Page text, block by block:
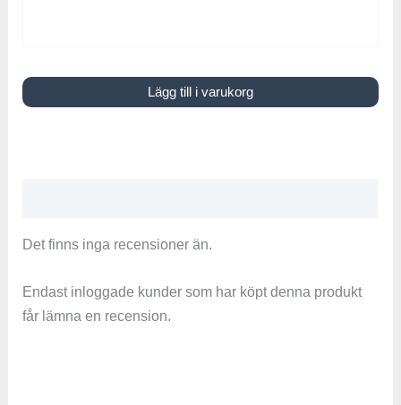
Lägg till i varukorg
Det finns inga recensioner än.
Endast inloggade kunder som har köpt denna produkt
får lämna en recension.